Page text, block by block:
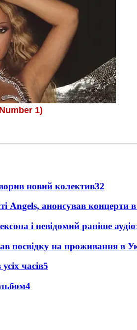
новий колектив32
Angels, анонсував концерти в
і невідомий раніше
посвідку на проживання в
часів5
4